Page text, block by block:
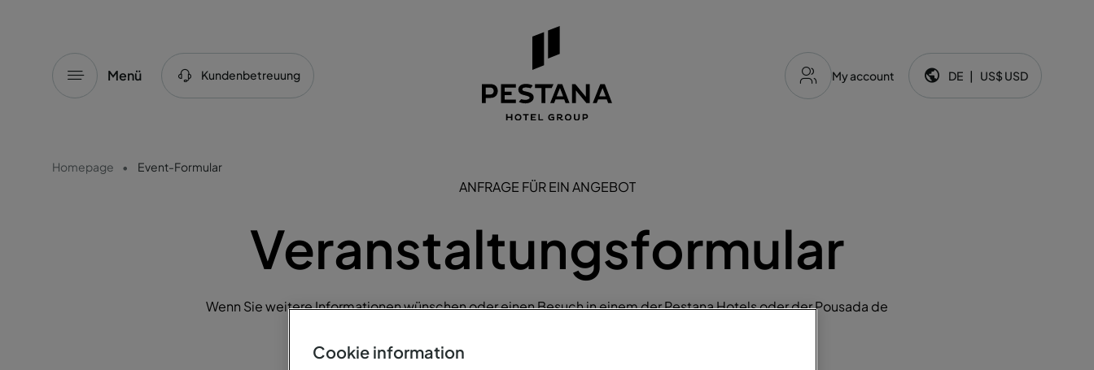
Menü Kundenbetreuung My account Sprache und Währung:
DE | US$ USD
Homepage Event-Formular
ANFRAGE FÜR EIN ANGEBOT
Veranstaltungsformular
Wenn Sie weitere Informationen wünschen oder einen Besuch in einem der Pestana Hotels oder der Pousada de
Cookie information